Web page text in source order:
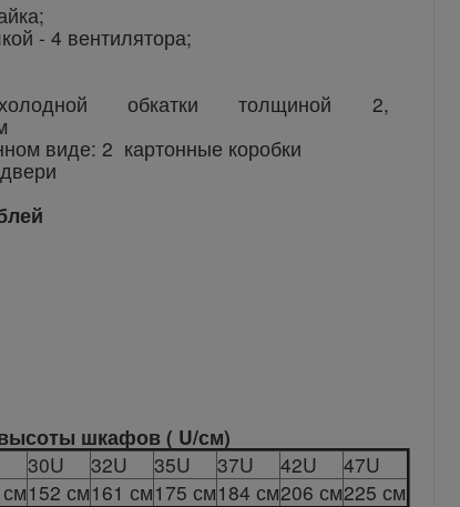
- 4 вентилятора;
обкатки толщиной 2,
виде: 2 картонные коробки
шкафов ( U/см)
30U 32U 35U 37U 42U
47U
152 см161 см175 см184 см206 см225 см